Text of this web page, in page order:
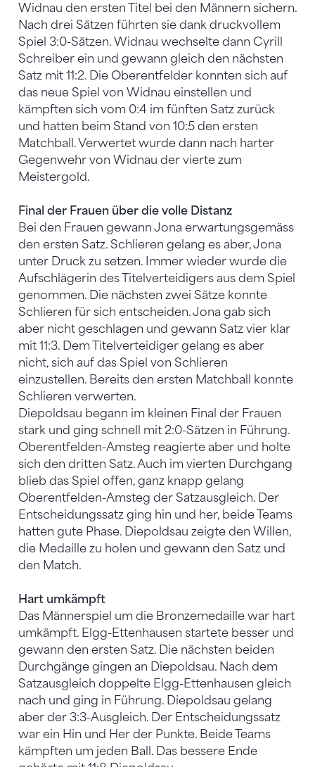
Widnau den ersten Titel bei den Männern sichern.
Nach drei Sätzen führten sie dank druckvollem
Spiel 3:0-Sätzen. Widnau wechselte dann Cyrill
Schreiber ein und gewann gleich den nächsten
Satz mit 11:2. Die Oberentfelder konnten sich auf
das neue Spiel von Widnau einstellen und
kämpften sich vom 0:4 im fünften Satz zurück
und hatten beim Stand von 10:5 den ersten
Matchball. Verwertet wurde dann nach harter
Gegenwehr von Widnau der vierte zum
Meistergold.
Final der Frauen über die volle Distanz
Bei den Frauen gewann Jona erwartungsgemäss
den ersten Satz. Schlieren gelang es aber, Jona
unter Druck zu setzen. Immer wieder wurde die
Aufschlägerin des Titelverteidigers aus dem Spiel
genommen. Die nächsten zwei Sätze konnte
Schlieren für sich entscheiden. Jona gab sich
aber nicht geschlagen und gewann Satz vier klar
mit 11:3. Dem Titelverteidiger gelang es aber
nicht, sich auf das Spiel von Schlieren
einzustellen. Bereits den ersten Matchball konnte
Schlieren verwerten.
Diepoldsau begann im kleinen Final der Frauen
stark und ging schnell mit 2:0-Sätzen in Führung.
Oberentfelden-Amsteg reagierte aber und holte
sich den dritten Satz. Auch im vierten Durchgang
blieb das Spiel offen, ganz knapp gelang
Oberentfelden-Amsteg der Satzausgleich. Der
Entscheidungssatz ging hin und her, beide Teams
hatten gute Phase. Diepoldsau zeigte den Willen,
die Medaille zu holen und gewann den Satz und
den Match.
Hart umkämpft
Das Männerspiel um die Bronzemedaille war hart
umkämpft. Elgg-Ettenhausen startete besser und
gewann den ersten Satz. Die nächsten beiden
Durchgänge gingen an Diepoldsau. Nach dem
Satzausgleich doppelte Elgg-Ettenhausen gleich
nach und ging in Führung. Diepoldsau gelang
aber der 3:3-Ausgleich. Der Entscheidungssatz
war ein Hin und Her der Punkte. Beide Teams
kämpften um jeden Ball. Das bessere Ende